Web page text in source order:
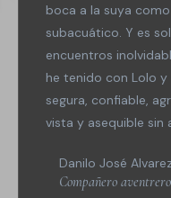
boca a la suya
subacuático. Y es
encuentros
he tenido con Lolo y
segura, confiable,
vista y asequible sin
Danilo José
Compañero aventrero